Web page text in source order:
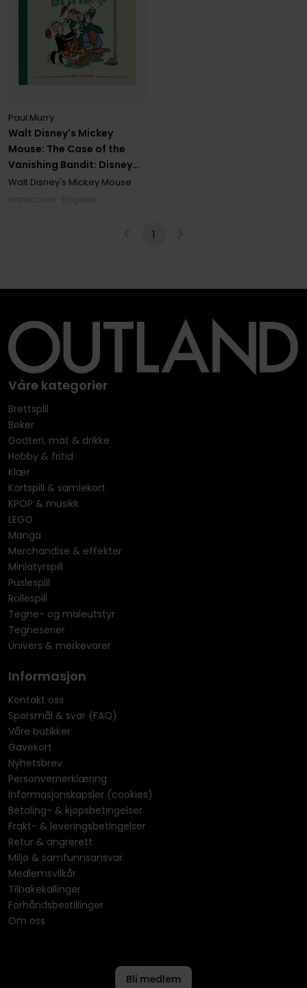
Walt Disney's Mickey
Mouse: The Case of the
Vanishing Bandit: Disney
Masters Vol. 3
Paul Murry
Walt Disney's Mickey Mouse
1
Våre kategorier
Brettspill
Bøker
Godteri, mat & drikke
Hobby & fritid
Klær
Kortspill & samlekort
KPOP & musikk
LEGO
Manga
Merchandise & effekter
Miniatyrspill
Puslespill
Rollespill
Tegne- og maleutstyr
Tegneserier
Univers & merkevarer
Informasjon
Kontakt oss
Spørsmål & svar (FAQ)
Våre butikker
Gavekort
Nyhetsbrev
Personvernerklæring
Informasjonskapsler (cookies)
Betaling- & kjøpsbetingelser
Frakt- & leveringsbetingelser
Retur & angrerett
Miljø & samfunnsansvar
Medlemsvilkår
Tilbakekallinger
Forhåndsbestillinger
Om oss
Bli medlem